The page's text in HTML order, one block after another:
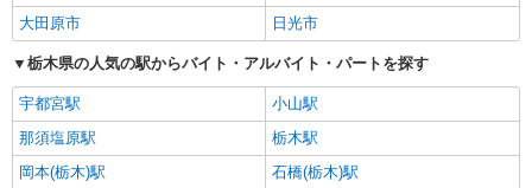
大田原市
日光市
栃木県の人気の駅からバイト・アルバイト・パートを探す
宇都宮駅
小山駅
那須塩原駅
栃木駅
岡本(栃木)駅
石橋(栃木)駅